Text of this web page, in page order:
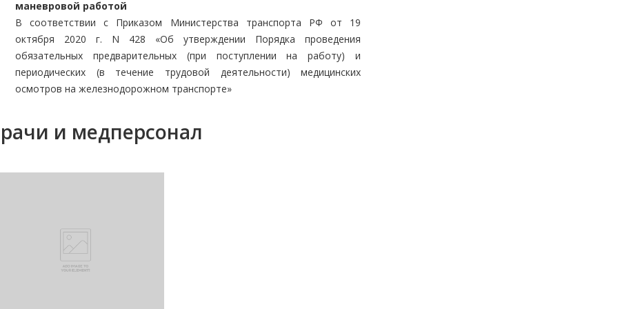
маневровой работой
В соответствии с Приказом Министерства транспорта РФ от 19
октября 2020 г. N 428 «Об утверждении Порядка проведения
обязательных предварительных (при поступлении на работу) и
периодических (в течение трудовой деятельности) медицинских
осмотров на железнодорожном транспорте»
и медперсонал